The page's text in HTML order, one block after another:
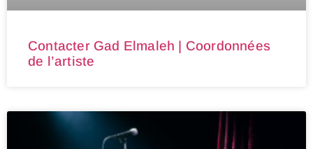
Contacter Gad Elmaleh | Coordonnées
de l’artiste